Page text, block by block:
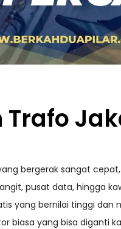
bergerak sangat
pusat data, hingga
yang bernilai tinggi dan
biasa yang bisa diganti